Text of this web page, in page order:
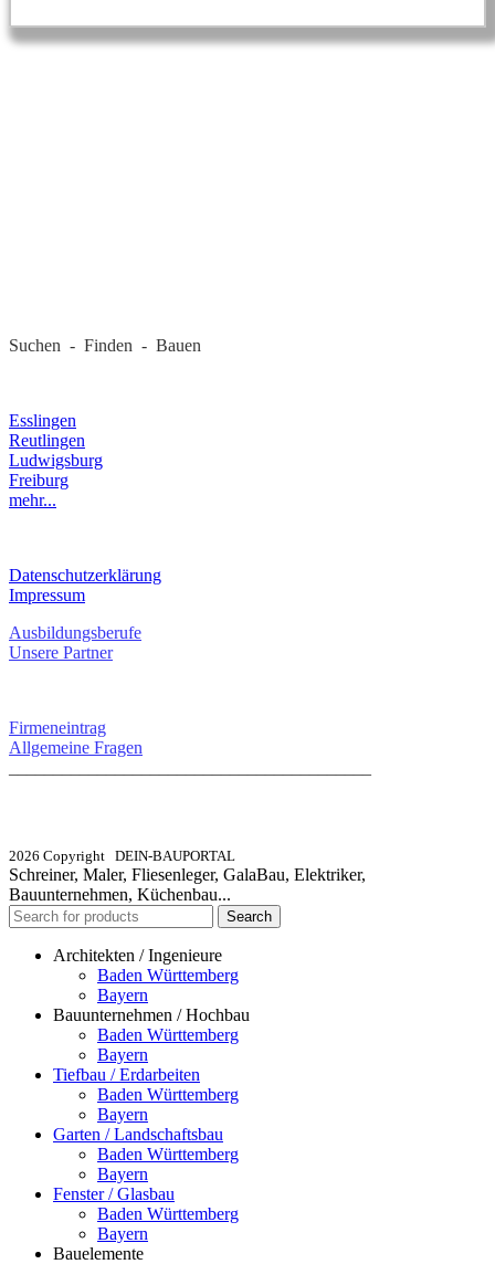
Suchen - Finden - Bauen
Esslingen
Reutlingen
Ludwigsburg
Freiburg
mehr...
Datenschutzerklärung
Impressum
Ausbildungsberufe
Unsere Partner
Firmeneintrag
Allgemeine Fragen
2026 Copyright DEIN-BAUPORTAL
Schreiner, Maler, Fliesenleger, GalaBau, Elektriker,
Bauunternehmen, Küchenbau...
Search
Architekten / Ingenieure
Baden Württemberg
Bayern
Bauunternehmen / Hochbau
Baden Württemberg
Bayern
Tiefbau / Erdarbeiten
Baden Württemberg
Bayern
Garten / Landschaftsbau
Baden Württemberg
Bayern
Fenster / Glasbau
Baden Württemberg
Bayern
Bauelemente